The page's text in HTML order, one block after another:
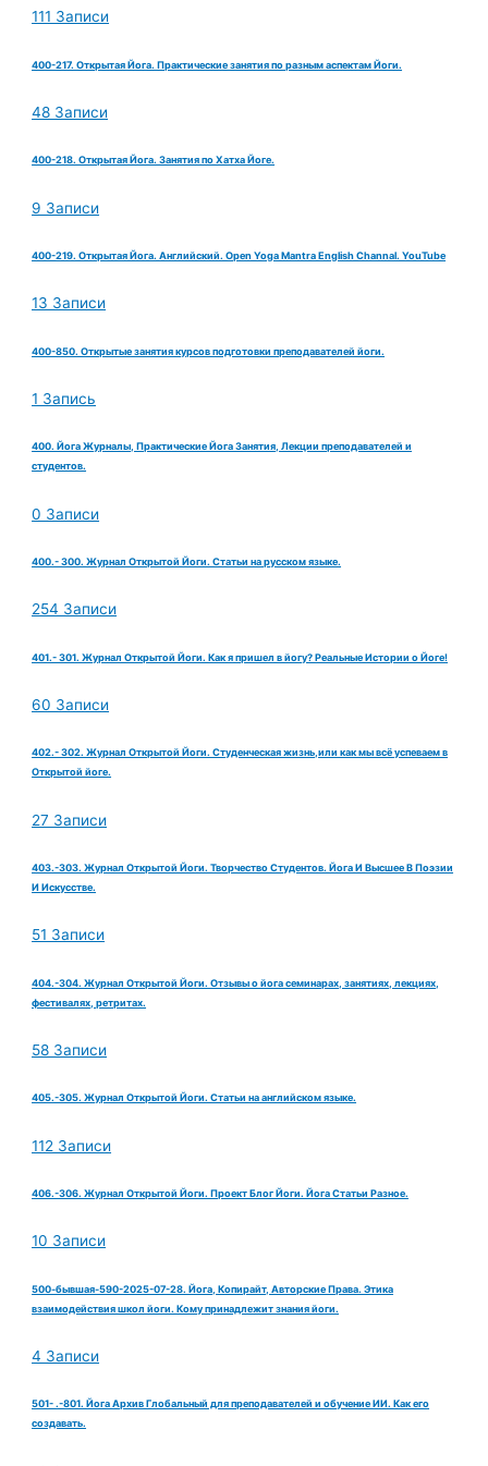
111 Записи
400-217. Открытая Йога. Практические занятия по разным аспектам Йоги.
48 Записи
400-218. Открытая Йога. Занятия по Хатха Йоге.
9 Записи
400-219. Открытая Йога. Английский. Open Yoga Mantra English Channal. YouTube
13 Записи
400-850. Открытые занятия курсов подготовки преподавателей йоги.
1 Запись
400. Йога Журналы, Практические Йога Занятия, Лекции преподавателей и
студентов.
0 Записи
400.- 300. Журнал Открытой Йоги. Статьи на русском языке.
254 Записи
401.- 301. Журнал Открытой Йоги. Как я пришел в йогу? Реальные Истории о Йоге!
60 Записи
402.- 302. Журнал Открытой Йоги. Студенческая жизнь,или как мы всё успеваем в
Открытой йоге.
27 Записи
403.-303. Журнал Открытой Йоги. Творчество Студентов. Йога И Высшее В Поэзии
И Искусстве.
51 Записи
404.-304. Журнал Открытой Йоги. Отзывы о йога семинарах, занятиях, лекциях,
фестивалях, ретритах.
58 Записи
405.-305. Журнал Открытой Йоги. Статьи на английском языке.
112 Записи
406.-306. Журнал Открытой Йоги. Проект Блог Йоги. Йога Статьи Разное.
10 Записи
500-бывшая-590-2025-07-28. Йога, Копирайт, Авторские Права. Этика
взаимодействия школ йоги. Кому принадлежит знания йоги.
4 Записи
501- .-801. Йога Архив Глобальный для преподавателей и обучение ИИ. Как его
создавать.